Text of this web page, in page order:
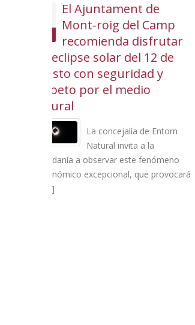
06
La plaça Girona
mañana a la
y estrena nuevos
espacios de uso
A partir de la tarde
viernes se abrirán
la plaça Girona y las calles [...]